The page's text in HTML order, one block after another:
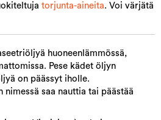
torjunta-aineita. Voi värjätä
huoneenlämmössä,
Pese kädet öljyn
on päässyt iholle.
nimessä saa nauttia tai päästää